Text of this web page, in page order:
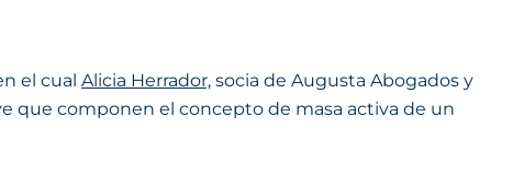
el cual Alicia Herrador, socia de Augusta Abogados y
componen el concepto de masa activa de un